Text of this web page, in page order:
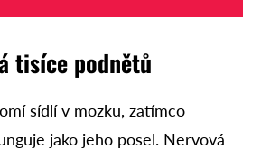
tisíce podnětů
sídlí v mozku, zatímco
jako jeho posel. Nervová